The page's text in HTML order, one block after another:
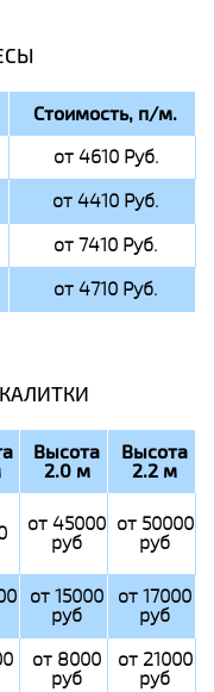
Стоимость, п/м.
от 4610 Руб.
от 4410 Руб.
от 7410 Руб.
от 4710 Руб.
Высота
2.0 м
Высота
2.2 м
от 45000
руб
от 50000
руб
от 15000
руб
от 17000
руб
от 8000
руб
от 21000
руб